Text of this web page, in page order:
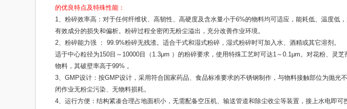
的优良特点及特殊性能：
1、粉碎效率高：对于任何纤维状、高韧性、高硬度及含水量小于6%的物料均可适应，能耗低、温度低
有效成分的损失和偏析。粉碎过程全密闭无粉尘溢出，充分改善作业环境。
2、粉碎能力强 ： 99.9%粉碎无残渣。适合干式和湿式粉碎，湿式粉碎时可加入水、酒精或其它溶剂。
适于中心粒径为150目～10000目（1.3μm ）的粉碎要求，使用特殊工艺时可达1～0.1μm。对花粉、灵
物料，其破壁率高于99% 。
3、GMP设计：按GMP设计，采用符合国家药品、食品标准要求的不锈钢制作，与物料接触部位为抛光
闭作业无粉尘污染、无物料损耗。
4、运行方便：结构紧凑合理占地面积小，无需配备空压机、输送管道和除尘收尘等装置，接上水电即可